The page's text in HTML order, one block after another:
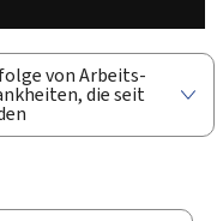
von Arbeits-
die seit